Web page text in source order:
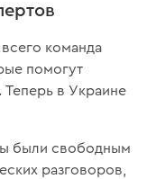
команда
помогут
в Украине
были свободным
разговоров,